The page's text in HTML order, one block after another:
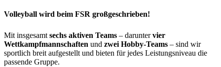
Volleyball wird beim FSR großgeschrieben!
Mit insgesamt sechs aktiven Teams – daruntervier
Wettkampfmannschaften und zwei Hobby-Teams – sind wir
sportlich breit aufgestellt und bieten für jedes Leistungsniveau die
passende Gruppe.